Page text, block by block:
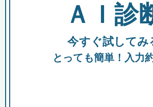
全国の検索結果を含めて表示
助成金 融資 出資
ＡＩ診
今すぐ試してみ
とっても簡単！入力